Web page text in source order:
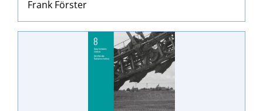
Frank Förster